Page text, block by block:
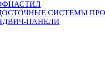
СИСТЕМЫ
ПАНЕЛИ